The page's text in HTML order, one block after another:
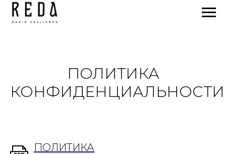
ПОЛИТИКА
КОНФИДЕНЦИАЛЬНОСТИ
ПОЛИТИКА